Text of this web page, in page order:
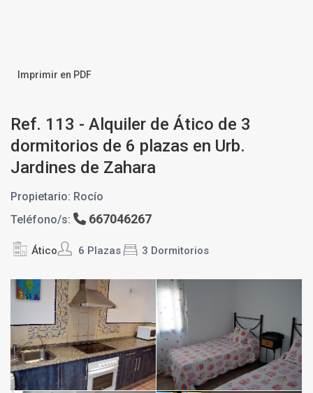
Imprimir en PDF
Ref. 113 - Alquiler de Ático de 3
dormitorios de 6 plazas en Urb.
Jardines de Zahara
Propietario: Rocío
Teléfono/s:
667046267
Ático 6 Plazas 3 Dormitorios